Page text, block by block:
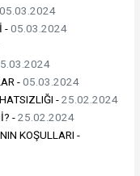
05.03.2024
-05.03.2024
-05.03.2024
-25.02.2024
-25.02.2024
KOŞULLARI -